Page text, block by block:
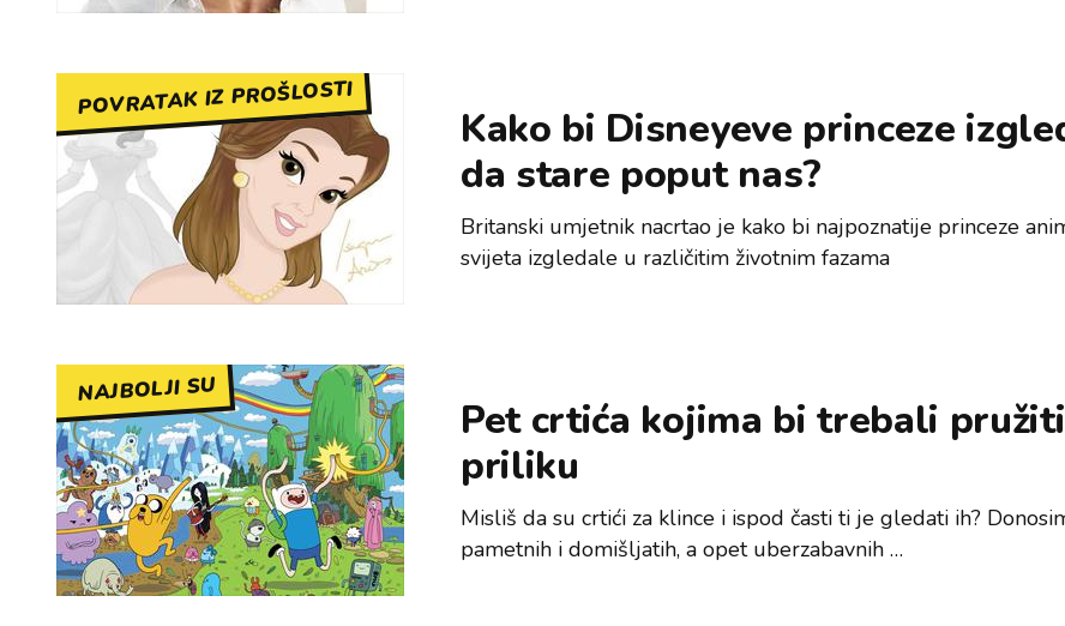
POVRATAK IZ PROŠLOSTI
Kako bi Disneyeve princeze
da stare poput nas?
Britanski umjetnik nacrtao je kako bi najpoznatije princeze
svijeta izgledale u različitim životnim fazama
NAJBOLJI SU
Pet crtića kojima bi trebali pružiti
priliku
Misliš da su crtići za klince i ispod časti ti je gledati ih?
pametnih i domišljatih, a opet uberzabavnih …